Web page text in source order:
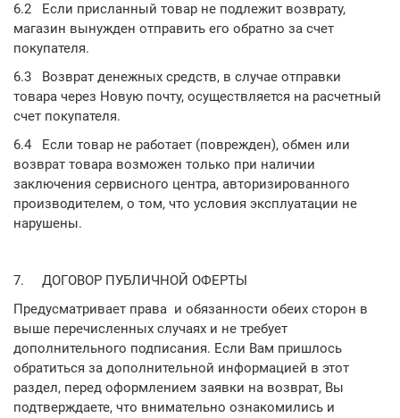
6.2
Если присланный товар не подлежит возврату,
магазин вынужден отправить его обратно за счет
покупателя.
6.3
Возврат денежных средств, в случае отправки
товара через Новую почту, осуществляется на расчетный
счет покупателя.
6.4
Если товар не работает (поврежден), обмен или
возврат товара возможен только при наличии
заключения сервисного центра, авторизированного
производителем, о том, что условия эксплуатации не
нарушены.
7.
ДОГОВОР ПУБЛИЧНОЙ ОФЕРТЫ
Предусматривает права и обязанности обеих сторон в
выше перечисленных случаях и не требует
дополнительного подписания. Если Вам пришлось
обратиться за дополнительной информацией в этот
раздел, перед оформлением заявки на возврат, Вы
подтверждаете, что внимательно ознакомились и